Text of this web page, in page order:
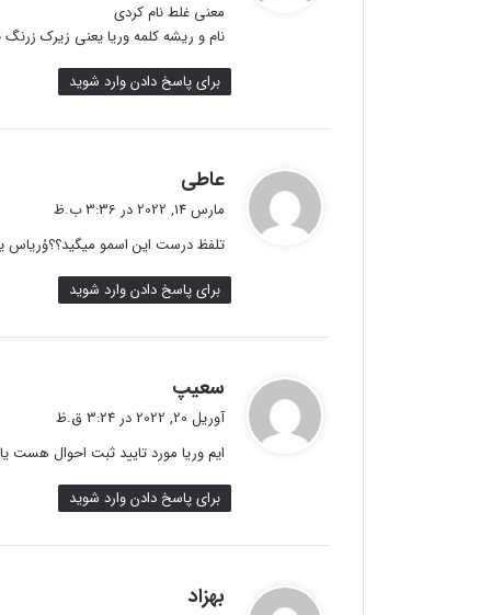
معنی غلط نام کردی
نام و ریشه کلمه وریا یعنی زیرک
برای پاسخ دادن وارد شوید
عاطی
ف
:
مارس 14, 2022 در 3:36 ب.ظ
تلفظ درست این اسمو میگید؟؟وُریاس
برای پاسخ دادن وارد شوید
سعیپ
:
آوریل 20, 2022 در 3:24 ق.ظ
ایم وریا مورد تایید ثبت احوال هست
برای پاسخ دادن وارد شوید
بهزاد